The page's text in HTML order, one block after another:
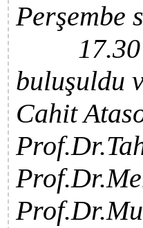
Perşembe
buluşuldu
Cahit